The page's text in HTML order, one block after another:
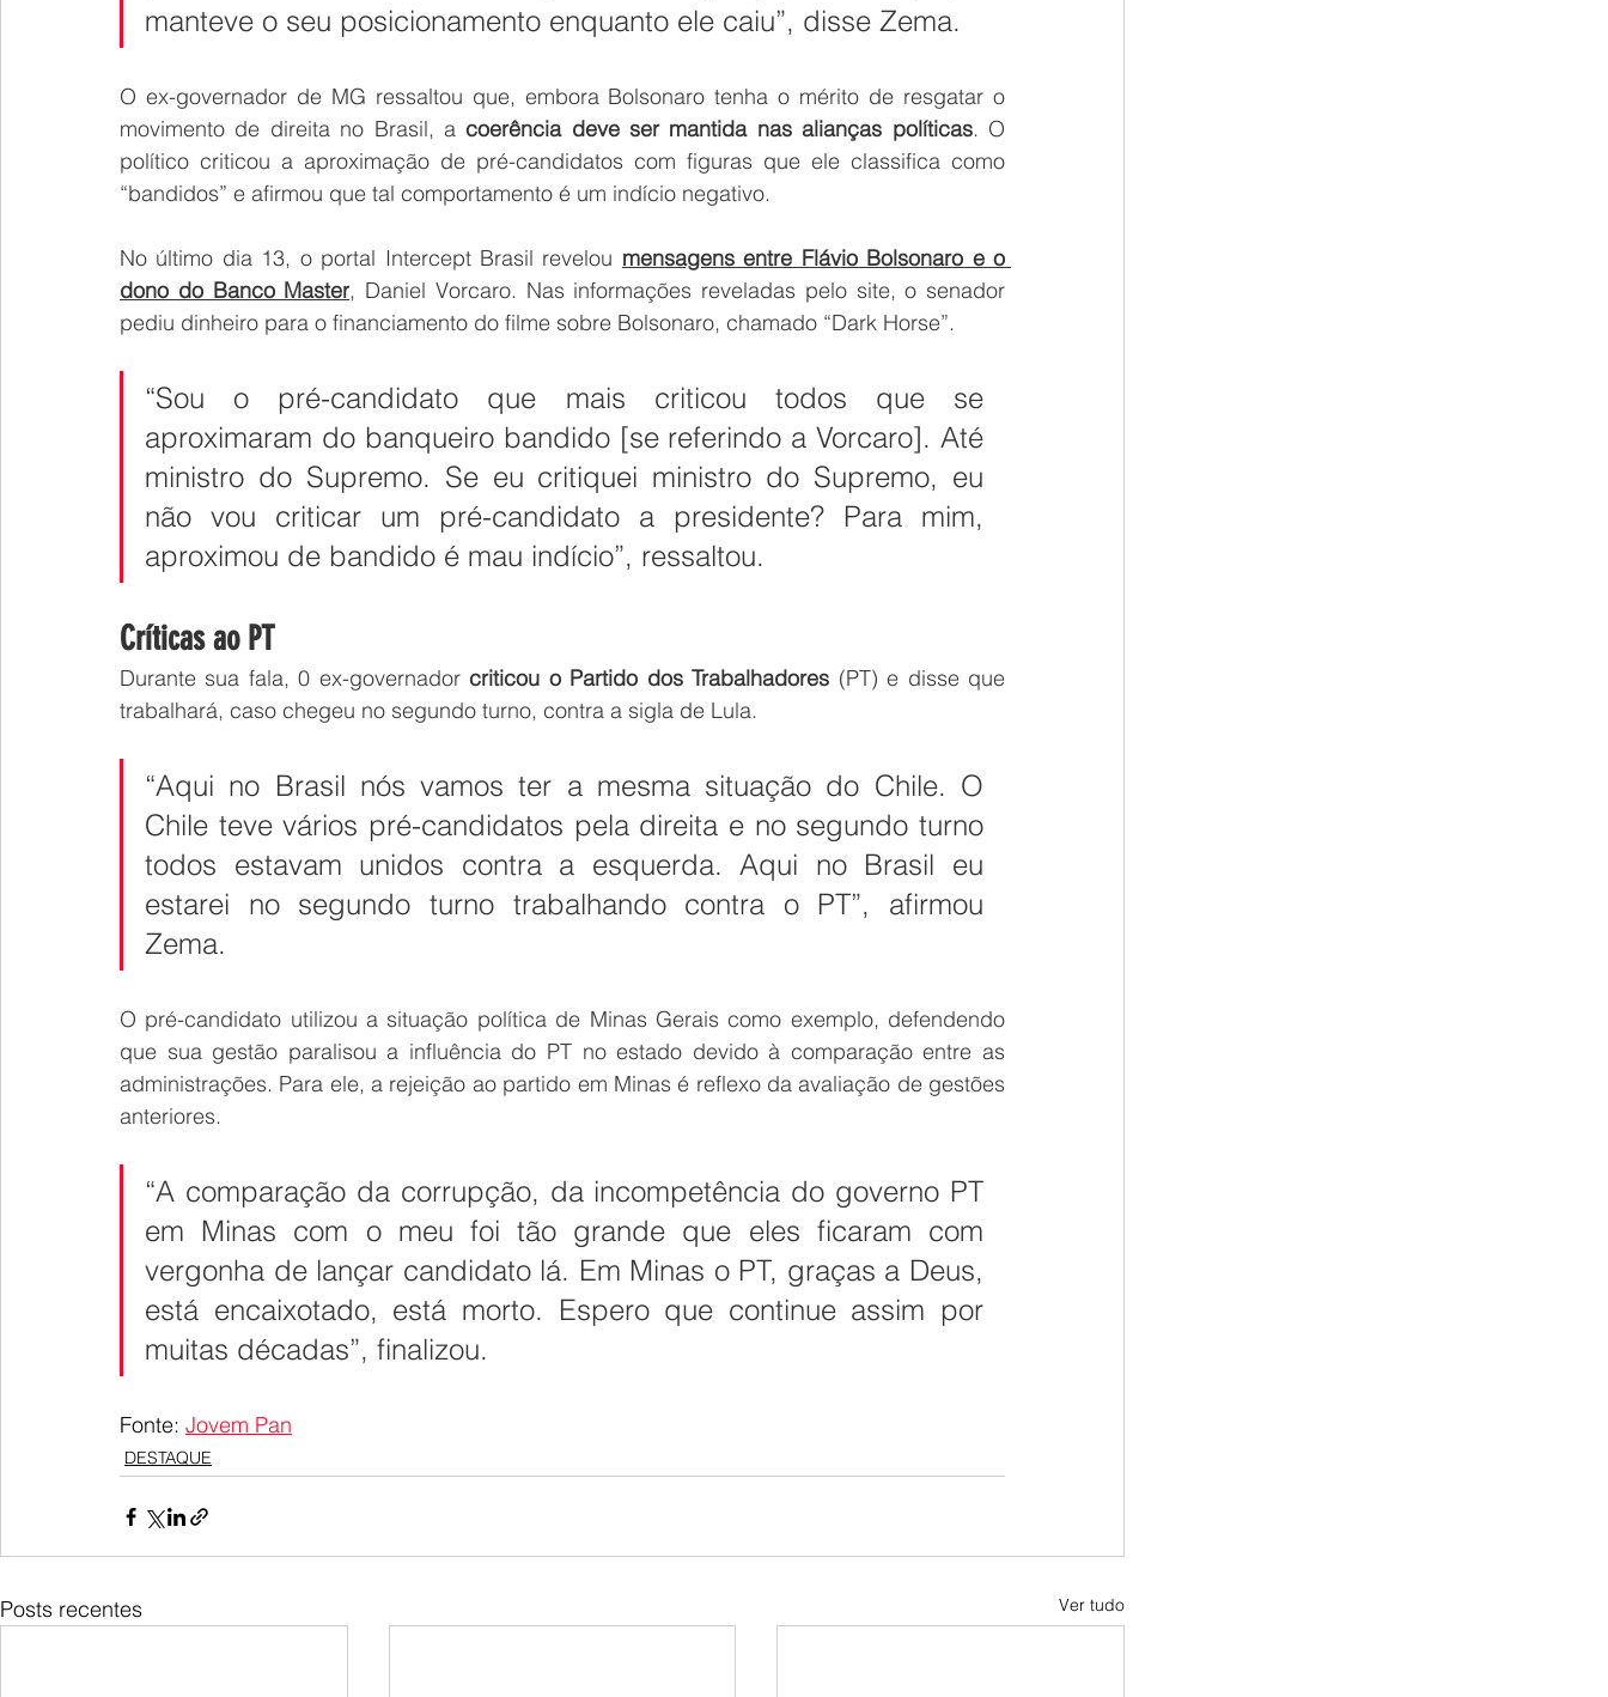
manteve o seu posicionamento enquanto ele caiu”, disse Zema.
O ex-governador de MG ressaltou que, embora Bolsonaro tenha o mérito de resgatar o
movimento de direita no Brasil, a coerência deve ser mantida nas alianças políticas. O
político criticou a aproximação de pré-candidatos com figuras que ele classifica como
“bandidos” e afirmou que tal comportamento é um indício negativo.
No último dia 13, o portal Intercept Brasil revelou mensagens entre Flávio Bolsonaro e o
dono do Banco Master, Daniel Vorcaro. Nas informações reveladas pelo site, o senador
pediu dinheiro para o financiamento do filme sobre Bolsonaro, chamado “Dark Horse”.
“Sou o pré-candidato que mais criticou todos que se
aproximaram do banqueiro bandido [se referindo a Vorcaro]. Até
ministro do Supremo. Se eu critiquei ministro do Supremo, eu
não vou criticar um pré-candidato a presidente? Para mim,
aproximou de bandido é mau indício”, ressaltou.
Críticas ao PT
Durante sua fala, 0 ex-governador criticou o Partido dos Trabalhadores (PT) e disse que
trabalhará, caso chegeu no segundo turno, contra a sigla de Lula.
“Aqui no Brasil nós vamos ter a mesma situação do Chile. O
Chile teve vários pré-candidatos pela direita e no segundo turno
todos estavam unidos contra a esquerda. Aqui no Brasil eu
estarei no segundo turno trabalhando contra o PT”, afirmou
Zema.
O pré-candidato utilizou a situação política de Minas Gerais como exemplo, defendendo
que sua gestão paralisou a influência do PT no estado devido à comparação entre as
administrações. Para ele, a rejeição ao partido em Minas é reflexo da avaliação de gestões
anteriores.
“A comparação da corrupção, da incompetência do governo PT
em Minas com o meu foi tão grande que eles ficaram com
vergonha de lançar candidato lá. Em Minas o PT, graças a Deus,
está encaixotado, está morto. Espero que continue assim por
muitas décadas”, finalizou.
Fonte: Jovem Pan
DESTAQUE
Posts recentes Ver tudo